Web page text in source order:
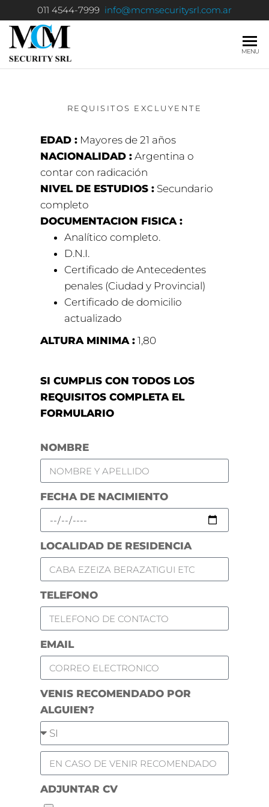
011 4544-7999 info@mcmsecuritysrl.com.ar
SECURITY
MENU
REQUISITOS EXCLUYENTE
EDAD :Mayores de 21 años
NACIONALIDAD :Argentina o
contar con radicación
NIVEL DE ESTUDIOS :Secundario
completo
DOCUMENTACION FISICA :
Analítico completo.
D.N.I.
Certificado de Antecedentes
penales (Ciudad y Provincial)
Certificado de domicilio
actualizado
ALTURA MINIMA :1,80
SI CUMPLIS CON TODOS LOS
REQUISITOS COMPLETA EL
FORMULARIO
NOMBRE
FECHA DE NACIMIENTO
LOCALIDAD DE RESIDENCIA
TELEFONO
EMAIL
VENIS RECOMENDADO POR
ALGUIEN?
ADJUNTAR CV